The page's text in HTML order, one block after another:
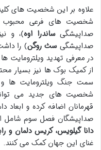
علاوه بر این شخصیت های
شخصیت های فرعی محبوب
صداپیشگیساندرا اوه
صداپیشگی سث روگن) را
در معرفی تهدید
از کمیک بوک ها نیز بسیار
سمت جنگ ویلترومایت ها و
شخصیت های جدید می
قهرمانان اضافه کرده و
صداپیشگان فصل سوم شامل
دانا گیلویس، کریس دلمان و
غنای این جهان کمک می کنند.